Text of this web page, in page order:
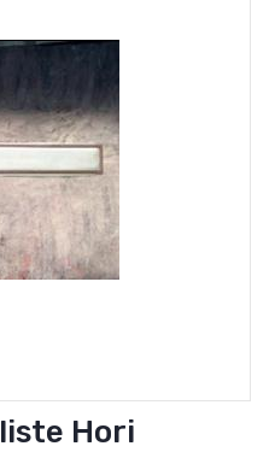
Hori